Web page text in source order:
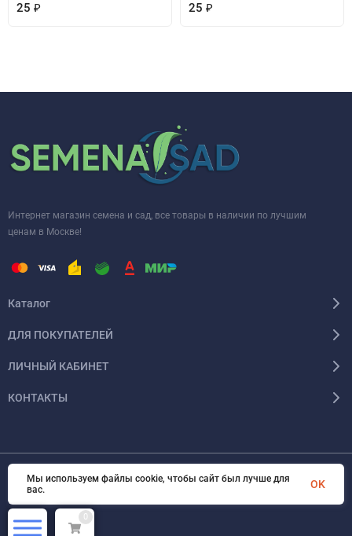
25 ₽ 25 ₽
Интернет магазин семена и сад, все товары в наличии по лучшим
ценам в Москве!
Каталог
ДЛЯ ПОКУПАТЕЛЕЙ
ЛИЧНЫЙ КАБИНЕТ
КОНТАКТЫ
© 2026 InSale. Все права защищены
0
Мы используем файлы cookie, чтобы сайт был лучше для
вас.
OK